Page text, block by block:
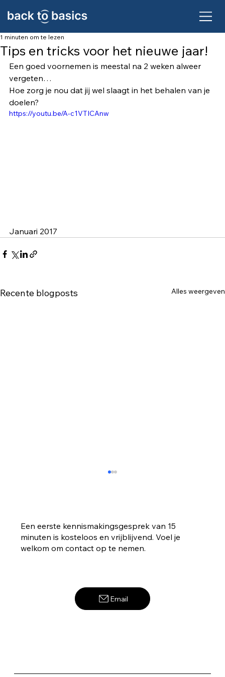
Tips en tricks voor het nieuwe jaar!
1 minuten om te lezen
Een goed voornemen is meestal na 2 weken alweer
vergeten…
Hoe zorg je nou dat jij wel slaagt in het behalen van je
doelen?
https://youtu.be/A-c1VTICAnw
Januari 2017
Recente blogposts Alles weergeven
Stop met bang zijn voor de toekomst!
Het onbekende omarmen.
Een eerste kennismakingsgesprek van 15
minuten is kosteloos en vrijblijvend. Voel je
welkom om contact op te nemen.
Email